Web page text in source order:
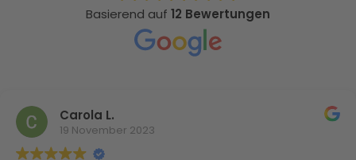
Basierend auf 12 Bewertungen
Carola L.
19 November 2023